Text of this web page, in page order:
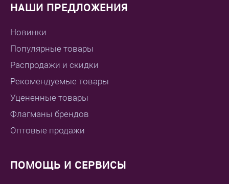
НАШИ ПРЕДЛОЖЕНИЯ
Новинки
Популярные товары
Распродажи и скидки
Рекомендуемые товары
Уцененные товары
Флагманы брендов
Оптовые продажи
ПОМОЩЬ И СЕРВИСЫ